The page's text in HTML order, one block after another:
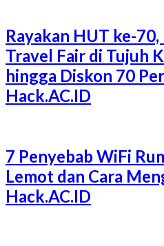
Rayakan HUT ke-
Travel Fair di Tujuh
hingga Diskon 70
Hack.AC.ID
7 Penyebab WiFi
Lemot dan Cara
Hack.AC.ID